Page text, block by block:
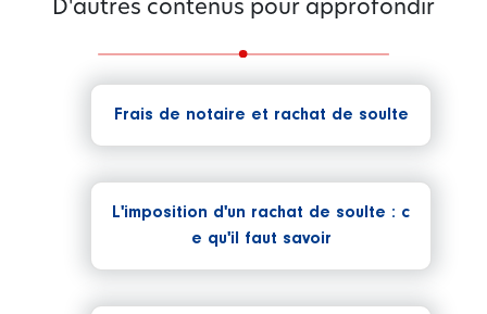
D'autres contenus pour approfondir
Frais de notaire et rachat de soulte
L'imposition d'un rachat de soulte : c
e qu'il faut savoir